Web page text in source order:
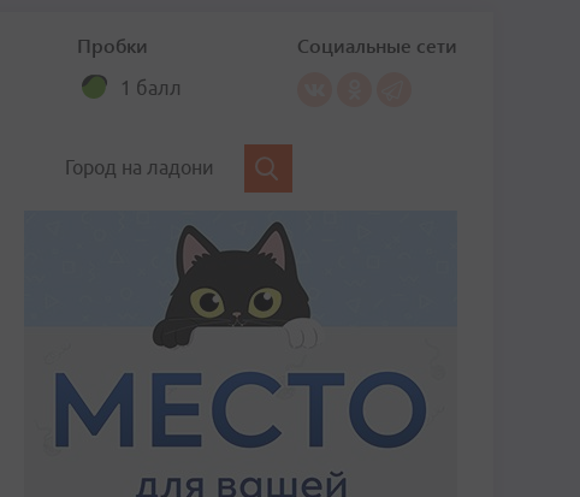
Пробки
1 балл
Социальные сети
Город на ладони